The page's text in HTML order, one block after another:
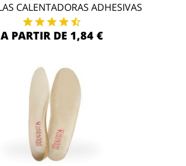
CALENTADORAS ADHESIVAS
A PARTIR DE 1,84 €